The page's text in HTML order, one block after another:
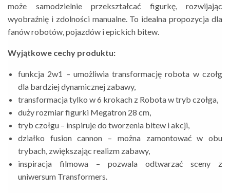
może samodzielnie przekształcać figurkę, rozwijając
wyobraźnię i zdolności manualne. To idealna propozycja dla
fanów robotów, pojazdów i epickich bitew.
Wyjątkowe cechy produktu:
funkcja 2w1 – umożliwia transformację robota w czołg
dla bardziej dynamicznej zabawy,
transformacja tylko w 6 krokach z Robota w tryb czołga,
duży rozmiar figurki Megatron 28 cm,
tryb czołgu – inspiruje do tworzenia bitew i akcji
działko fusion cannon – można zamontować w obu
trybach, zwiększając realizm zabawy,
inspiracja filmowa – pozwala odtwarzać sceny z
uniwersum Transformers.